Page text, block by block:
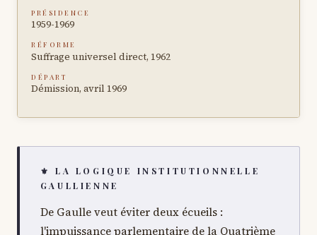
PRÉSIDENCE
1959-1969
RÉFORME
Suffrage universel direct, 1962
DÉPART
Démission, avril 1969
⚜ LA LOGIQUE INSTITUTIONNELLE
GAULLIENNE
De Gaulle veut éviter deux écueils :
l'impuissance parlementaire de la Quatrième